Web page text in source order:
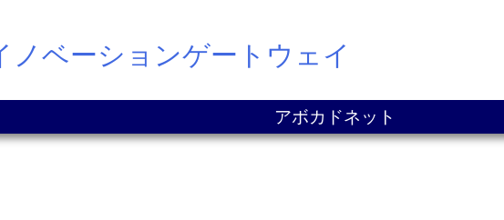
ノベーションゲートウェイ
アボカドネット